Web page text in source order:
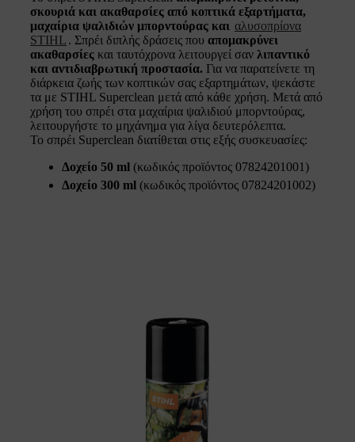
σκουριά και ακαθαρσίες από κοπτικά εξαρτήματα,
μαχαίρια ψαλιδιών μπορντούρας και αλυσοπρίονα
STIHL . Σπρέι διπλής δράσεις που απομακρύνει
ακαθαρσίες και ταυτόχρονα λειτουργεί σαν λιπαντικό
και αντιδιαβρωτική προστασία. Για να παρατείνετε τη
διάρκεια ζωής των κοπτικών σας εξαρτημάτων, ψεκάστε
τα με STIHL Superclean μετά από κάθε χρήση. Μετά από
χρήση του σπρέι στα μαχαίρια ψαλιδιού μπορντούρας,
λειτουργήστε το μηχάνημα για λίγα δευτερόλεπτα.
Το σπρέι Superclean διατίθεται στις εξής συσκευασίες:
Δοχείο 50 ml (κωδικός προϊόντος 07824201001)
Δοχείο 300 ml (κωδικός προϊόντος 07824201002)